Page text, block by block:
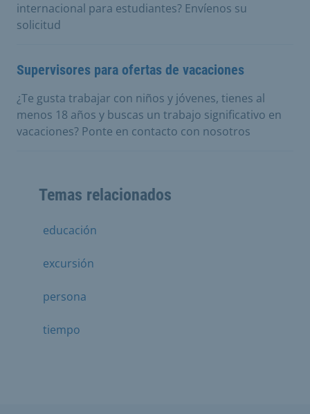
internacional para estudiantes? Envíenos su
solicitud
Supervisores para ofertas de vacaciones
¿Te gusta trabajar con niños y jóvenes, tienes al
menos 18 años y buscas un trabajo significativo en
vacaciones? Ponte en contacto con nosotros
Temas relacionados
educación
excursión
persona
tiempo